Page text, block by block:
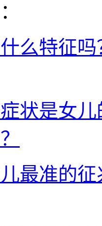
么特征
状是女
最准的